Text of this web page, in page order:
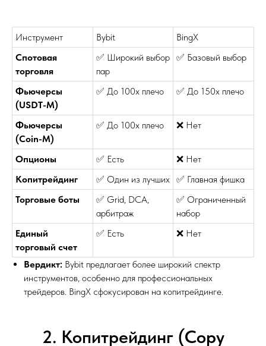
Инструмент Bybit
BingX
Спотовая
торговля
✅ Широкий выбор
пар
✅ Базовый выбор
Фьючерсы
(USDT-M)
✅ До 100x плечо ✅ До 150x плечо
Фьючерсы
(Coin-M)
✅ До 100x плечо ❌ Нет
Опционы ✅ Есть
❌ Нет
Копитрейдинг
✅ Один из лучших ✅ Главная фишка
Торговые боты
✅ Grid, DCA,
арбитраж
✅ Ограниченный
набор
Единый
торговый счет
✅ Есть ❌ Нет
Вердикт: Bybit предлагает более широкий спектр
инструментов, особенно для профессиональных
трейдеров. BingX сфокусирован на копитрейдинге.
2. Копитрейдинг (Copy